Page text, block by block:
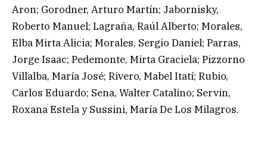
Aron; Gorodner, Arturo Martín; Jabornisky,
Roberto Manuel; Lagraña, Raúl Alberto; Morales,
Elba Mirta Alicia; Morales, Sergio Daniel; Parras,
Jorge Isaac; Pedemonte, Mirta Graciela; Pizzorno
Villalba, María José; Rivero, Mabel Itatí; Rubio,
Carlos Eduardo; Sena, Walter Catalino; Servin,
Roxana Estela y Sussini, María De Los Milagros.